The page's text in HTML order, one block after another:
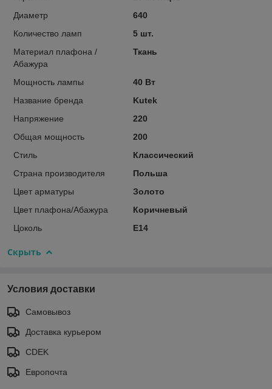
Диаметр
640
Количество ламп
5 шт.
Материал плафона /
Абажура
Ткань
Мощность лампы
40 Вт
Название бренда
Kutek
Напряжение
220
Общая мощность
200
Стиль
Классический
Страна производителя
Польша
Цвет арматуры
Золото
Цвет плафона/Абажура
Коричневый
Цоколь
E14
Скрыть
Условия доставки
Самовывоз
Доставка курьером
CDEK
Европочта